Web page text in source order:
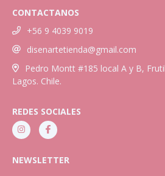
CONTACTANOS
+56 9 4039 9019
disenartetienda@gmail.com
Pedro Montt #185 local A y B,
Lagos. Chile.
REDES SOCIALES
NEWSLETTER